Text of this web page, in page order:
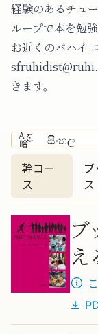
経験のあるチュ
ループで本を勉
お近くのバハイ
きます。
幹コー
ス
ス
幹コース
ブ
え